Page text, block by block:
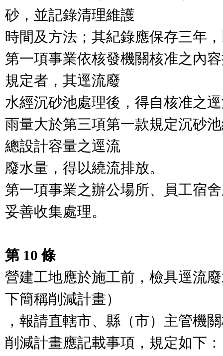
砂，並記錄清理維護
時間及方法；其紀錄應保存三年
第一項事業依核發機關核准之內
規定者，其逕流廢
水經沉砂池處理後，得自核准之
雨量大於第三項第一款規定沉砂
總設計容量之逕流
廢水量，得以繞流排放。
第一項事業之辦公場所、員工宿
妥善收集處理。
第 10 條
營建工地應於施工前，檢具逕流
下簡稱削減計畫）
，報請直轄市、縣（市）主管機
削減計畫應記載事項，規定如下：